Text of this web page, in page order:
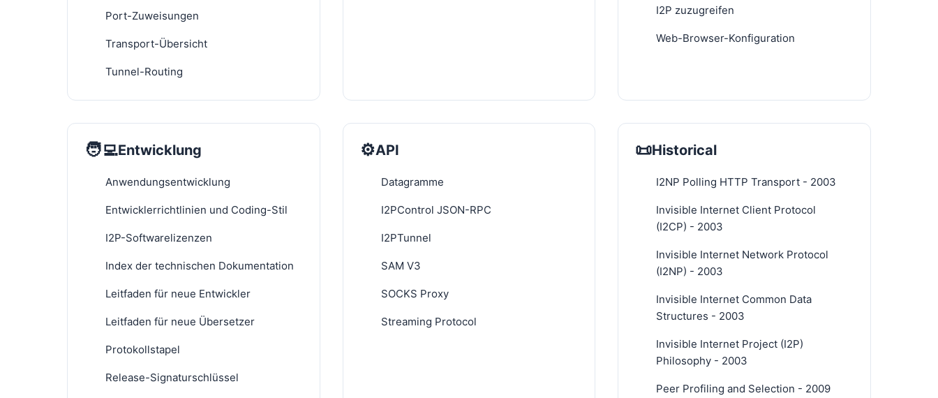
Port-Zuweisungen
Transport-Übersicht
Tunnel-Routing
I2P zuzugreifen
Web-Browser-Konfiguration
🧑‍💻Entwicklung
Anwendungsentwicklung
Entwicklerrichtlinien und Coding-Stil
I2P-Softwarelizenzen
Index der technischen Dokumentation
Leitfaden für neue Entwickler
Leitfaden für neue Übersetzer
Protokollstapel
Release-Signaturschlüssel
⚙️API
Datagramme
I2PControl JSON-RPC
I2PTunnel
SAM V3
SOCKS Proxy
Streaming Protocol
📜Historical
I2NP Polling HTTP Transport - 2003
Invisible Internet Client Protocol
(I2CP) - 2003
Invisible Internet Network Protocol
(I2NP) - 2003
Invisible Internet Common Data
Structures - 2003
Invisible Internet Project (I2P)
Philosophy - 2003
Peer Profiling and Selection - 2009